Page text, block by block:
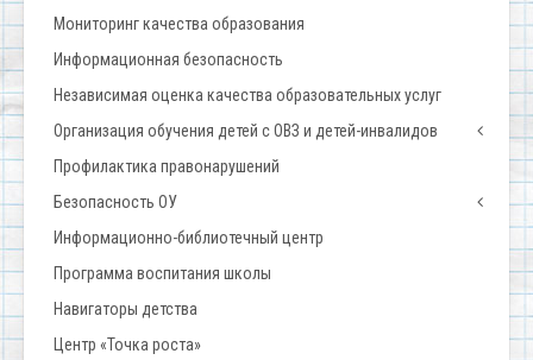
Мониторинг качества образования
Информационная безопасность
Независимая оценка качества образовательных услуг
Организация обучения детей с ОВЗ и детей-инвалидов
Профилактика правонарушений
Безопасность ОУ
Информационно-библиотечный центр
Программа воспитания школы
Навигаторы детства
Центр «Точка роста»